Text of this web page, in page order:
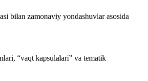
bilan zamonaviy yondashuvlar asosida
“vaqt kapsulalari” va tematik